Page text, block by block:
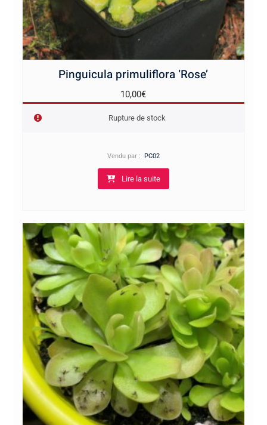
Pinguicula primuliflora ‘Rose’
10,00€
Rupture de stock
Vendu par : PC02
Lire la suite